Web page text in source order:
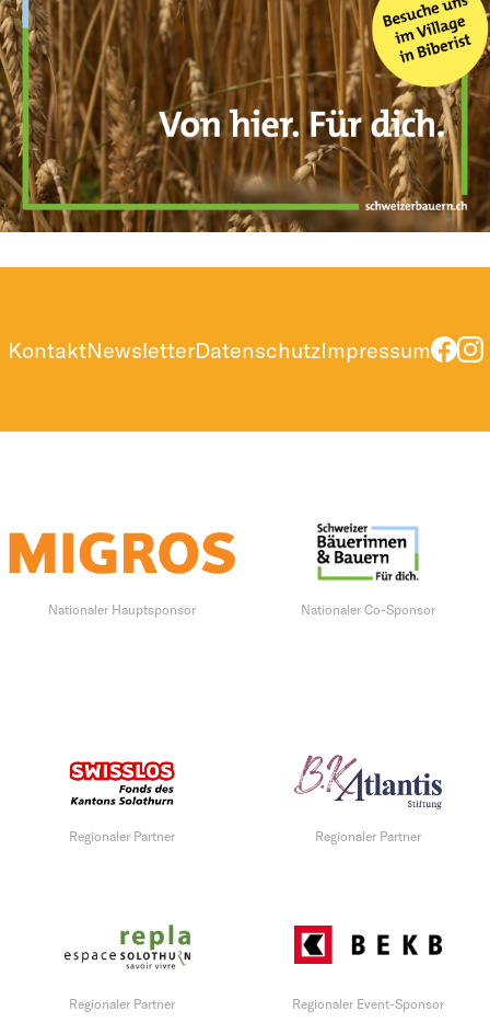
KontaktNewsletterDatenschutzImpressum
Nationaler Hauptsponsor Nationaler Co-Sponsor
Regionaler Partner Regionaler Partner
Regionaler Partner Regionaler Event-Sponsor